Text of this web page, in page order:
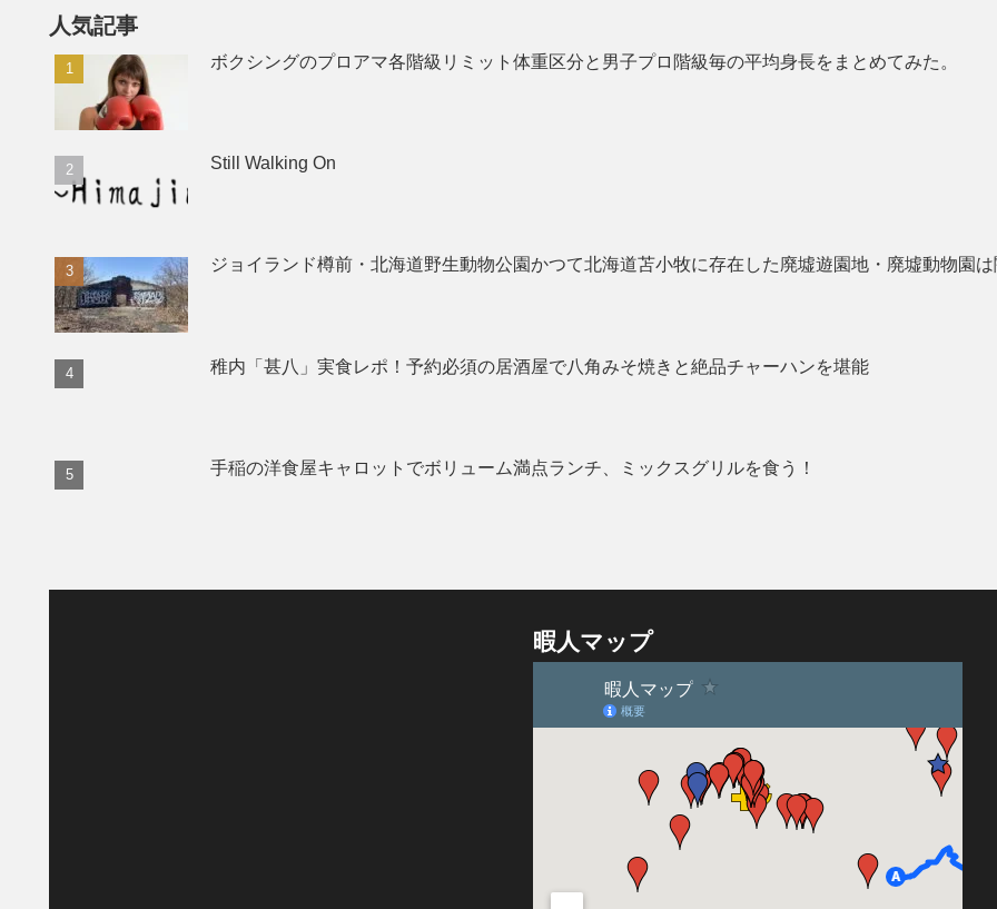
人気記事
ボクシングのプロアマ各階級リミット体重区分と男子プロ階級毎の平均身長をまとめてみた。
Still Walking On
ジョイランド樽前・北海道野生動物公園かつて北海道苫小牧に存在した廃墟遊園地・廃墟動物園は
稚内「甚八」実食レポ！予約必須の居酒屋で八角みそ焼きと絶品チャーハンを堪能
手稲の洋食屋キャロットでボリューム満点ランチ、ミックスグリルを食う！
暇人マップ